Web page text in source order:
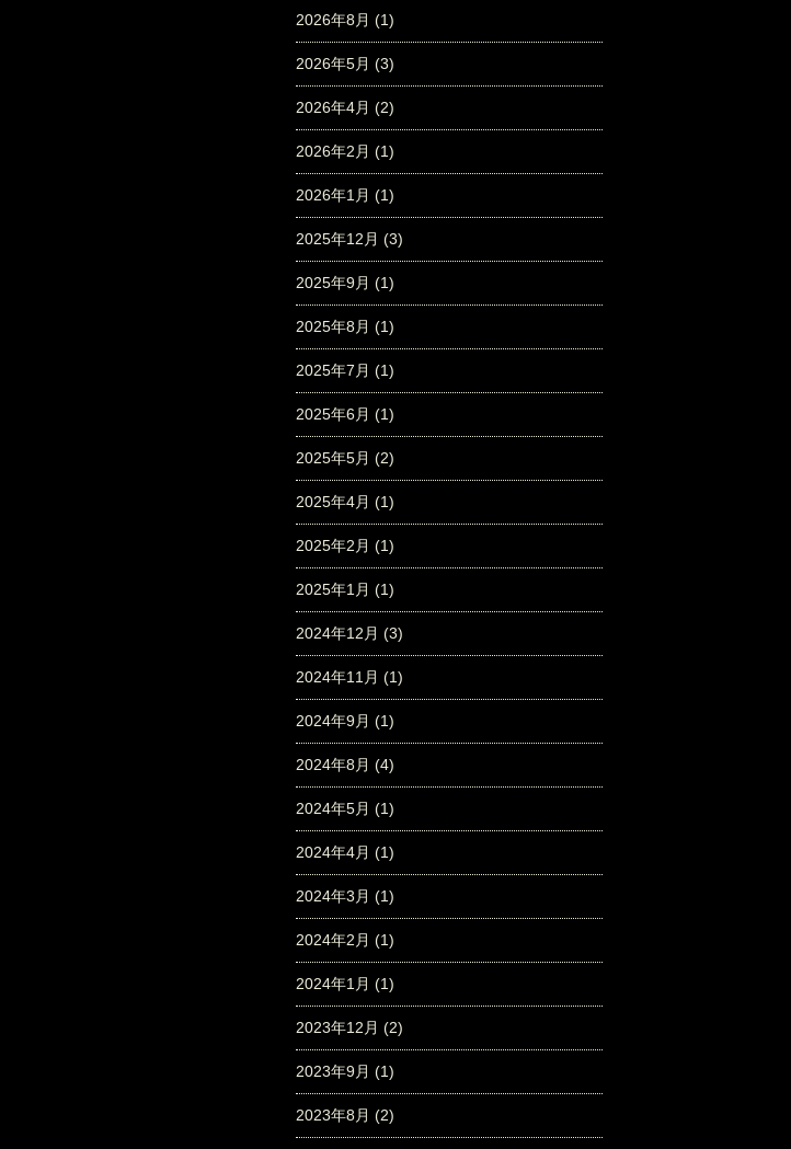
2026年8月 (1)
2026年5月 (3)
2026年4月 (2)
2026年2月 (1)
2026年1月 (1)
2025年12月 (3)
2025年9月 (1)
2025年8月 (1)
2025年7月 (1)
2025年6月 (1)
2025年5月 (2)
2025年4月 (1)
2025年2月 (1)
2025年1月 (1)
2024年12月 (3)
2024年11月 (1)
2024年9月 (1)
2024年8月 (4)
2024年5月 (1)
2024年4月 (1)
2024年3月 (1)
2024年2月 (1)
2024年1月 (1)
2023年12月 (2)
2023年9月 (1)
2023年8月 (2)